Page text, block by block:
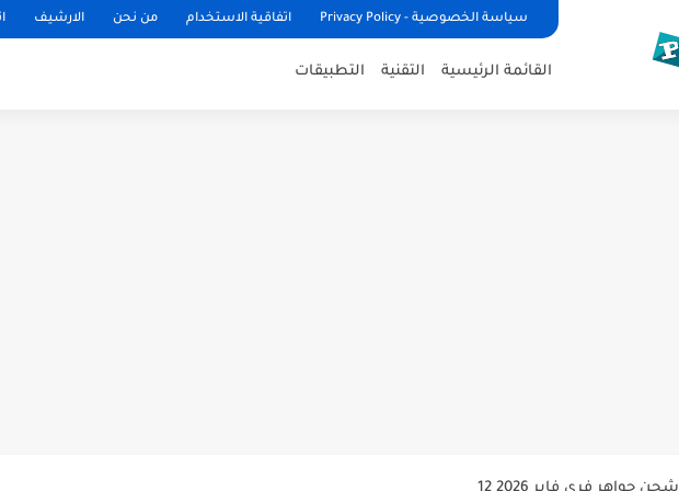
سياسة الخصوصية - Privacy Policy اتفاقية الاستخدام من نحن الارشيف
القائمة الرئيسية التقنية التطبيقات